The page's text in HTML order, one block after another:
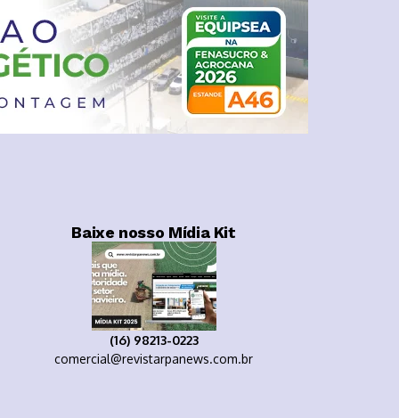
Baixe nosso Mídia Kit
(16) 98213-0223
comercial@revistarpanews.com.br